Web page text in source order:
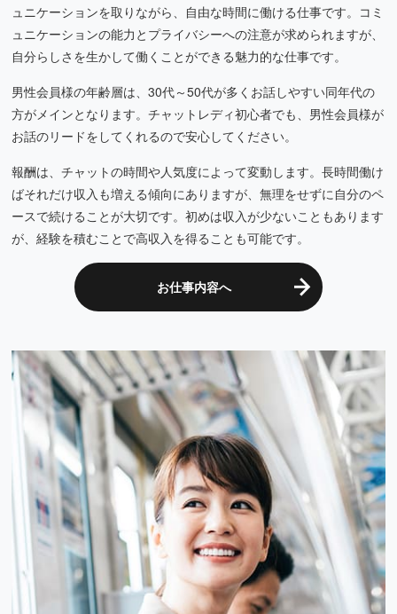
ュニケーションを取りながら、自由な時間に働ける仕事です。コミ
ュニケーションの能力とプライバシーへの注意が求められますが、
自分らしさを生かして働くことができる魅力的な仕事です。
男性会員様の年齢層は、30代～50代が多くお話しやすい同年代の
方がメインとなります。チャットレディ初心者でも、男性会員様が
お話のリードをしてくれるので安心してください。
報酬は、チャットの時間や人気度によって変動します。長時間働け
ばそれだけ収入も増える傾向にありますが、無理をせずに自分のペ
ースで続けることが大切です。初めは収入が少ないこともあります
が、経験を積むことで高収入を得ることも可能です。
お仕事内容へ